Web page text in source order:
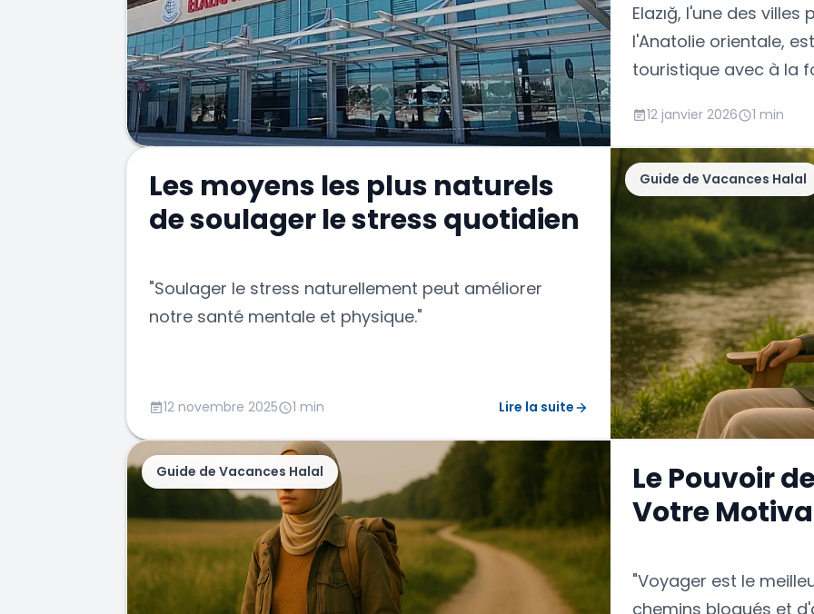
Elazığ, l'une des
l'Anatolie orientale,
touristique avec à la
qui a une structure
nombreuses
venant dans la ville.
confortable avec
économique ;
l'aéroport est assez
est un point de
mais aussi pour les
provinces voisines
votre guide de
de 2026.
12 janvier 2026 1 min
Guide de Vacances Halal
Les moyens les plus naturels
de soulager le stress quotidien
"Soulager le stress naturellement peut améliorer
notre santé mentale et physique."
12 novembre 2025 1 min Lire la suite
Guide de Vacances Halal
Le Pouvoir
Votre
"Voyager est le
chemins bloqués et